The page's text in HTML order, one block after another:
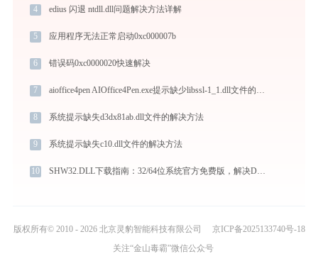
4 edius 闪退 ntdll.dll问题解决方法详解
5 应用程序无法正常启动0xc000007b
6 错误码0xc0000020快速解决
7 aioffice4pen AIOffice4Pen.exe提示缺少libssl-1_1.dll文件的解决办法
8 系统提示缺失d3dx81ab.dll文件的解决方法
9 系统提示缺失c10.dll文件的解决方法
10 SHW32.DLL下载指南：32/64位系统官方免费版，解决DLL缺失问题
版权所有© 2010 - 2026 北京灵豹智能科技有限公司
京ICP备2025133740号-18
关注“金山毒霸”微信公众号